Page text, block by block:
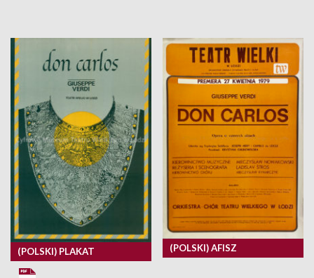
(POLSKI) PLAKAT (POLSKI) AFISZ